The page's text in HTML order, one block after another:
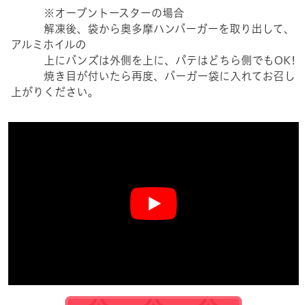
※オーブントースターの場合
解凍後、袋から奥多摩ハンバーガーを取り出して、
アルミホイルの
上にバンズは外側を上に、パテはどちら側でもOK!
焼き目が付いたら再度、バーガー袋に入れてお召し
上がりください。